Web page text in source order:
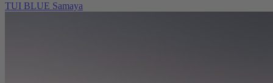
TUI BLUE Samaya